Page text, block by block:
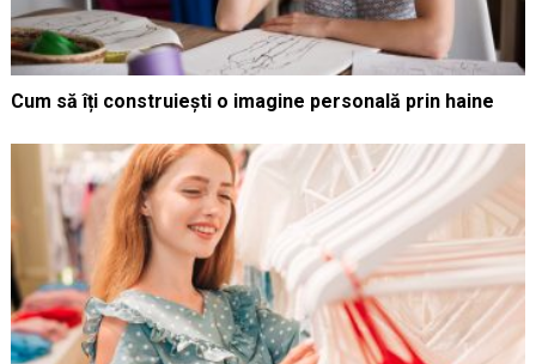
Cum să îți construiești o imagine personală prin haine